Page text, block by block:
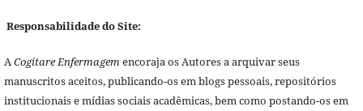
Responsabilidade do Site:
ACogitare Enfermagemencoraja os Autores a arquivar seus
manuscritos aceitos, publicando-os em blogs pessoais, repositórios
institucionais e mídias sociais acadêmicas, bem como postando-os em